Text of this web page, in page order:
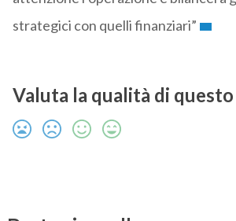
strategici con quelli finanziari”
Valuta la qualità di